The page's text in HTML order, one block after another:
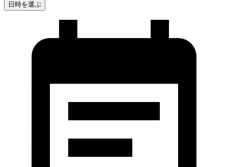
日時を選ぶ